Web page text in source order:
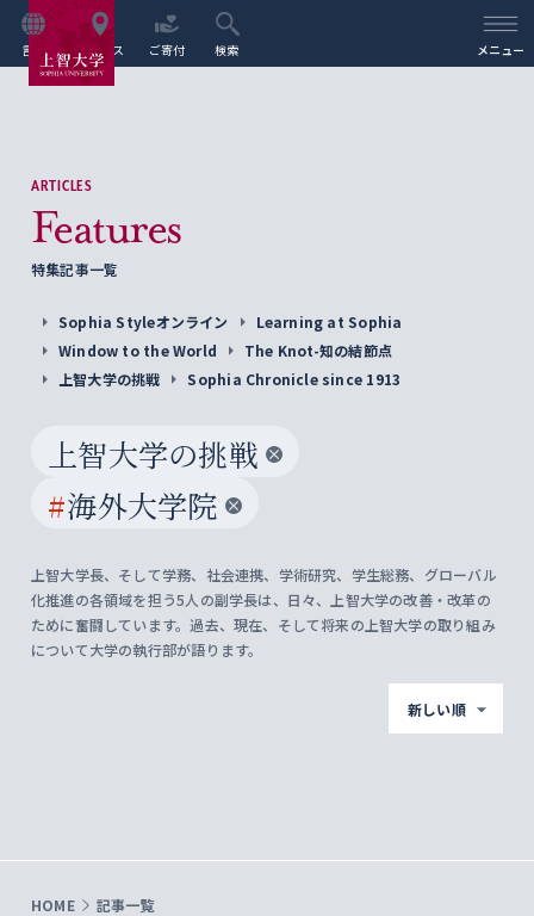
言語 アクセス ご寄付 検索 メニュー
ARTICLES
Features
特集記事一覧
Sophia Styleオンライン
Learning at Sophia
Window to the World
The Knot-知の結節点
上智大学の挑戦
Sophia Chronicle since 1913
上智大学の挑戦
#海外大学院
上智大学長、そして学務、社会連携、学術研究、学生総務、グローバル
化推進の各領域を担う5人の副学長は、日々、上智大学の改善・改革の
ために奮闘しています。過去、現在、そして将来の上智大学の取り組み
について大学の執行部が語ります。
新しい順
HOME 記事一覧